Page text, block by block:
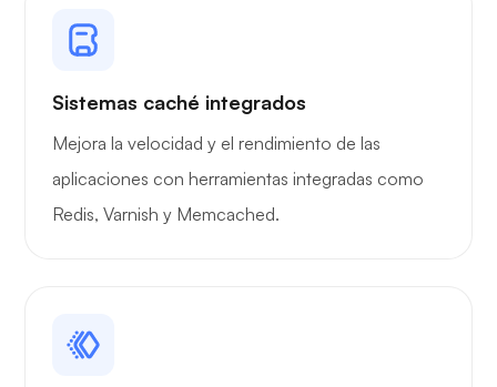
Preguntarse
Sistemas caché integrados
Mejora la velocidad y el rendimiento de las
aplicaciones con herramientas integradas como
Redis, Varnish y Memcached.